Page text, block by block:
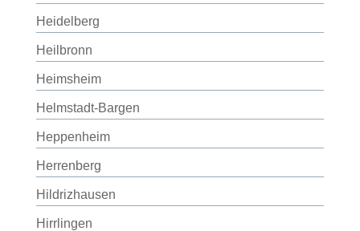
Heidelberg
Heilbronn
Heimsheim
Helmstadt-Bargen
Heppenheim
Herrenberg
Hildrizhausen
Hirrlingen